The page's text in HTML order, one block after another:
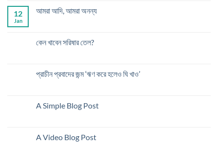
12
Jan
আমরা আদি, আমরা অনন্য
কেন খাবেন সরিষার তেল?
প্রাচীন প্রবাদের জন্ম ‘ঋণ করে হলেও ঘি খাও’
A Simple Blog Post
A Video Blog Post